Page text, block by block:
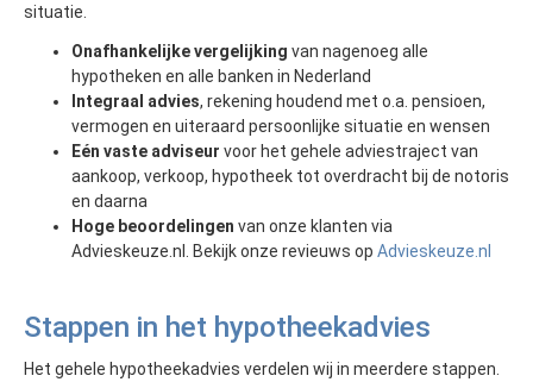
situatie.
Onafhankelijke vergelijking van nagenoeg alle
hypotheken en alle banken in Nederland
Integraal advies, rekening houdend met o.a. pensioen,
vermogen en uiteraard persoonlijke situatie en wensen
Eén vaste adviseur voor het gehele adviestraject van
aankoop, verkoop, hypotheek tot overdracht bij de notoris
en daarna
Hoge beoordelingen van onze klanten via
Advieskeuze.nl. Bekijk onze revieuws op Advieskeuze.nl
Stappen in het hypotheekadvies
Het gehele hypotheekadvies verdelen wij in meerdere stappen.